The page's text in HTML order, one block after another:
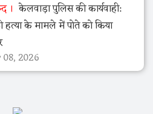
केलवाड़ा पुलिस की कार्यवाही:
हत्या के मामले में पोते को किया
2026